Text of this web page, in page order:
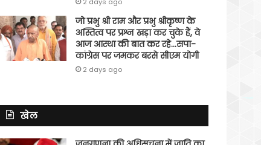
जो प्रभु श्री राम और प्रभु श्रीकृष्ण के
अस्तित्व पर प्रश्न खड़ा कर चुके हैं, वे
आज आस्था की बात कर रहे…सपा-
कांग्रेस पर जमकर बरसे सीएम योगी
2 days ago
खेल